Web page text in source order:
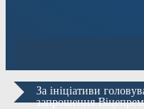
За ініціативи
запрошення